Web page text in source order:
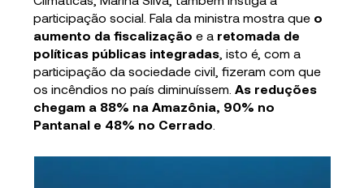
participação social. Fala da ministra mostra que o
aumento da fiscalização e a retomada de
políticas públicas integradas , isto é, com a
participação da sociedade civil, fizeram com que
os incêndios no país diminuíssem.As reduções
chegam a 88% na Amazônia, 90% no
Pantanal e 48% no Cerrado